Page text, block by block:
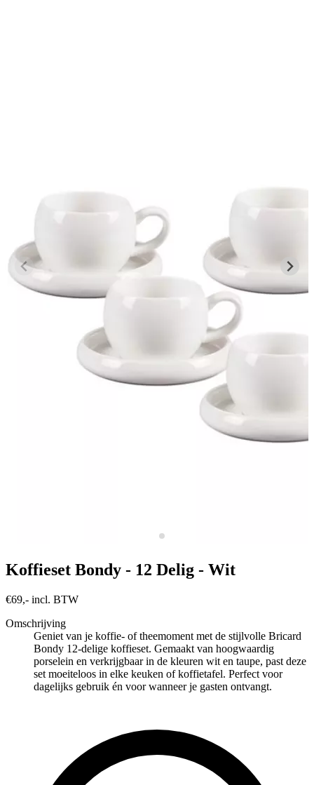
Koffieset Bondy - 12 Delig - Wit
€69,- incl. BTW
Omschrijving
Geniet van je koffie- of thee­moment met de stijlvolle Bricard
Bondy 12-delige koffieset. Gemaakt van hoogwaardig
porselein en verkrijgbaar in de kleuren wit en taupe, past deze
set moeiteloos in elke keuken of koffietafel. Perfect voor
dagelijks gebruik én voor wanneer je gasten ontvangt.